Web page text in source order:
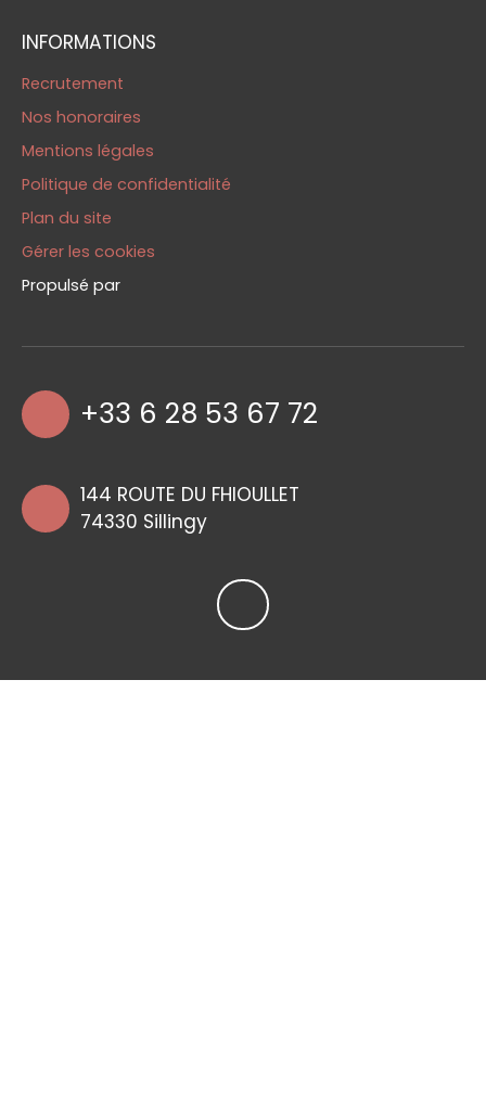
INFORMATIONS
Recrutement
Nos honoraires
Mentions légales
Politique de confidentialité
Plan du site
Gérer les cookies
Propulsé par
+33 6 28 53 67 72
144 ROUTE DU FHIOULLET
74330 Sillingy